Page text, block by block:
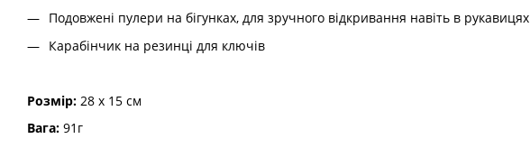
Подовжені пулери на бігунках, для зручного відкривання навіть в рукавицях
Карабінчик на резинці для ключів
Розмір: 28 х 15 см
Вага: 91г